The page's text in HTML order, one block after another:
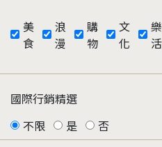
美
食
浪
漫
購
物
文
化
樂
活
國際行銷精選
不限
是 否